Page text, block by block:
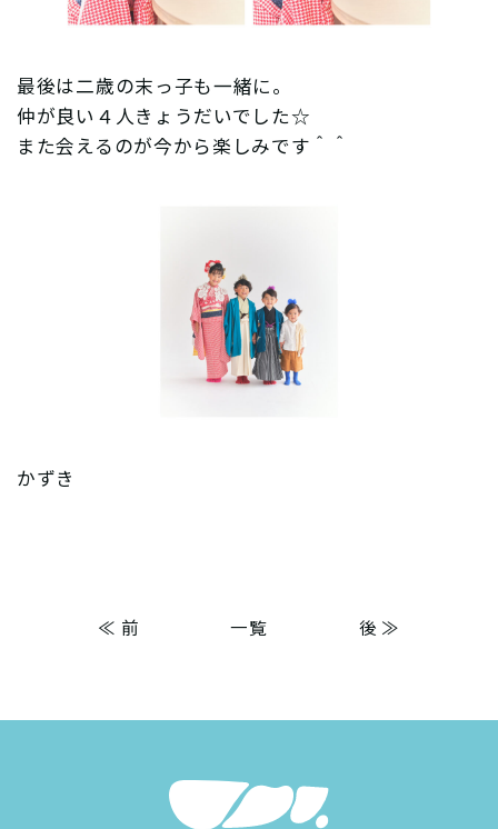
最後は二歳の末っ子も一緒に。
仲が良い４人きょうだいでした☆
また会えるのが今から楽しみです＾＾
かずき
≪ 前 一覧 後 ≫